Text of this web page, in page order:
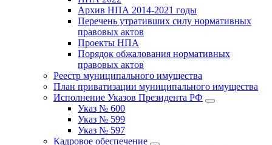
Архив НПА 2014-2021 годы
Перечень утративших силу нормативных
правовых актов
Проекты НПА
Порядок обжалования нормативных
правовых актов
Реестр муниципального имущества
План приватизации муниципального имущества
Исполнение Указов Президента РФ
Указ № 600
Указ № 599
Указ № 597
Кадровое обеспечение